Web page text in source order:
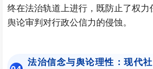
终在法治轨道上进行，既防止了权力
舆论审判对行政公信力的侵蚀。
法治信念与舆论理性：现代